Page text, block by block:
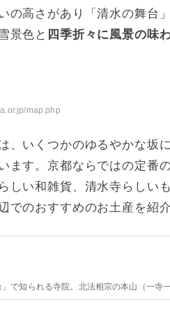
の高さがあり「清水の舞台
景色と 四季折々に風景の味
map.php
、いくつかのゆるやかな坂
ます。京都ならではの定番
しい和雑貨、清水寺らしい
でのおすすめのお土産を紹介
で知られる寺院。北法相宗の本山（一寺